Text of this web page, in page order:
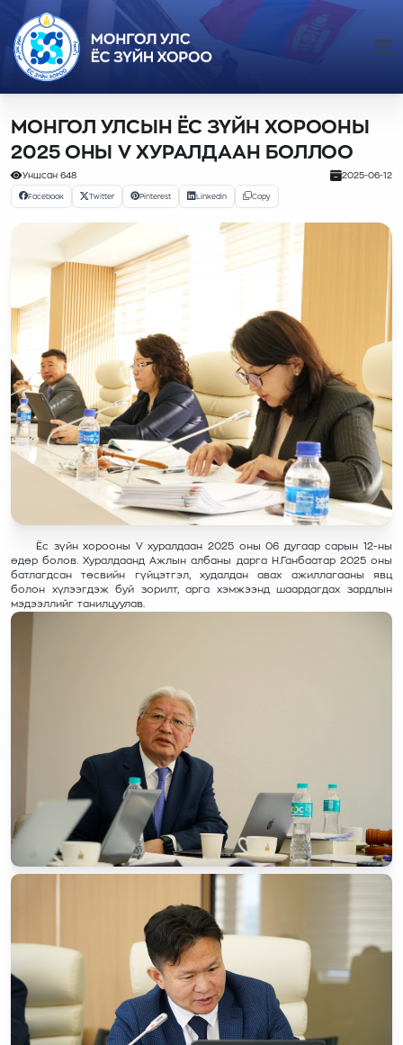
МОНГОЛ УЛСЫН ЁС ЗҮЙН ХОРООНЫ
2025 ОНЫ V ХУРАЛДААН БОЛЛОО
Уншсан 648 2025-06-12
Facebook Twitter Pinterest Linkedin Copy
Ёс зүйн хорооны V хуралдаан 2025 оны 06 дугаар сарын 12-ны
өдөр болов. Хуралдаанд Ажлын албаны дарга Н.Ганбаатар 2025 оны
батлагдсан төсвийн гүйцэтгэл, худалдан авах ажиллагааны явц
болон хүлээгдэж буй зорилт, арга хэмжээнд шаардагдах зардлын
мэдээллийг танилцуулав.